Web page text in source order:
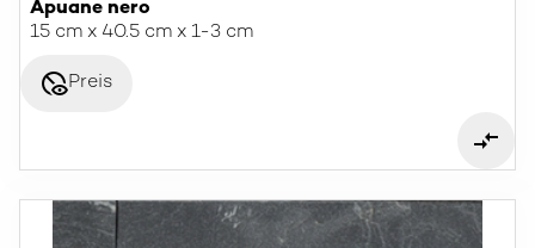
Apuane nero
15 cm x 40.5 cm x 1-3 cm
disabled_visiblePreis